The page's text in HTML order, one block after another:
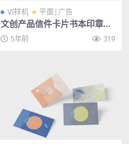
VI样机 平面|广告
文创产品信件卡片书本印章办
公用品psd样机
5年前 319